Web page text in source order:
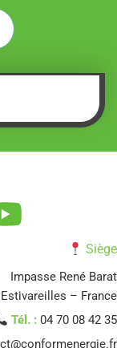
Siège
Impasse René Barat
– France
Tél. : 04 70 08 42 35